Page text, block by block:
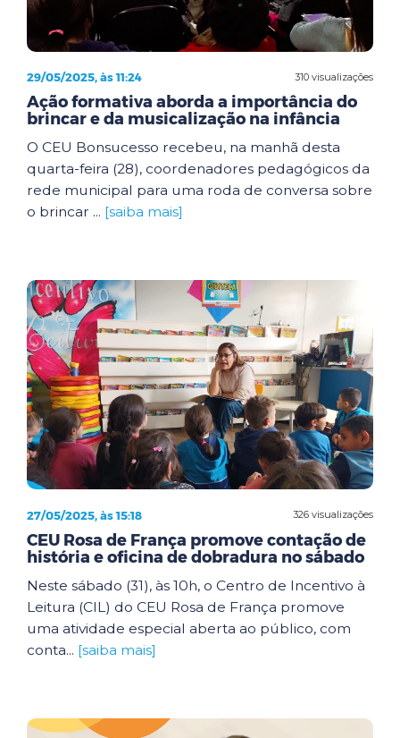
310 visualizações
29/05/2025, às 11:24
Ação formativa aborda a importância do
brincar e da musicalização na infância
O CEU Bonsucesso recebeu, na manhã desta
quarta-feira (28), coordenadores pedagógicos da
rede municipal para uma roda de conversa sobre
o brincar ... [saiba mais]
326 visualizações
27/05/2025, às 15:18
CEU Rosa de França promove contação de
história e oficina de dobradura no sábado
Neste sábado (31), às 10h, o Centro de Incentivo à
Leitura (CIL) do CEU Rosa de França promove
uma atividade especial aberta ao público, com
conta... [saiba mais]